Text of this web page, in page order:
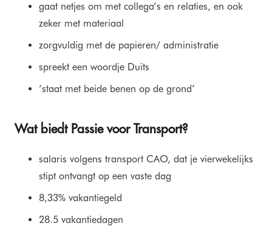
gaat netjes om met collega’s en relaties, en ook
zeker met materiaal
zorgvuldig met de papieren/ administratie
spreekt een woordje Duits
‘staat met beide benen op de grond’
Wat biedt Passie voor Transport?
salaris volgens transport CAO, dat je vierwekelijks
stipt ontvangt op een vaste dag
8,33% vakantiegeld
28.5 vakantiedagen